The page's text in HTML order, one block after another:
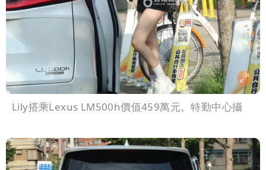
Lily搭乘Lexus LM500h價值459萬元。特勤中心攝